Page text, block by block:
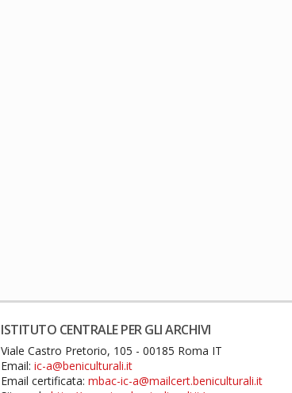
ISTITUTO CENTRALE PER GLI ARCHIVI
Viale Castro Pretorio, 105 - 00185 Roma IT
Email:ic-a@beniculturali.it
Email certificata:mbac-ic-a@mailcert.beniculturali.it